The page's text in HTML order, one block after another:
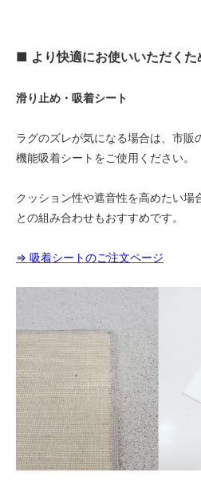
■ より快適にお使いいただくた
滑り止め・吸着シート
ラグのズレが気になる場合は、市販
機能吸着シートをご使用ください。
クッション性や遮音性を高めたい場
との組み合わせもおすすめです。
⇒ 吸着シートのご注文ページ